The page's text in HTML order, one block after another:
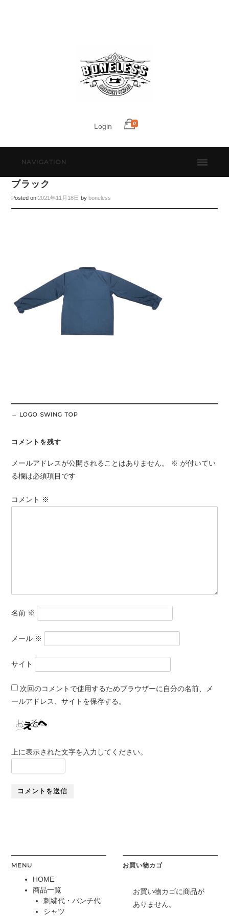
Login 0
NAVIGATION
ブラック
Posted on2021年11月18日 byboneless
Post
navigation
← LOGO SWING TOP
コメントを残す
メールアドレスが公開されることはありません。 ※ が付いてい
る欄は必須項目です
コメント ※
名前 ※
メール ※
サイト
次回のコメントで使用するためブラウザーに自分の名前、メ
ールアドレス、サイトを保存する。
上に表示された文字を入力してください。
MENU
HOME
商品一覧
刺繍代・パンチ代
シャツ
お買い物カゴ
お買い物カゴに商品が
ありません。